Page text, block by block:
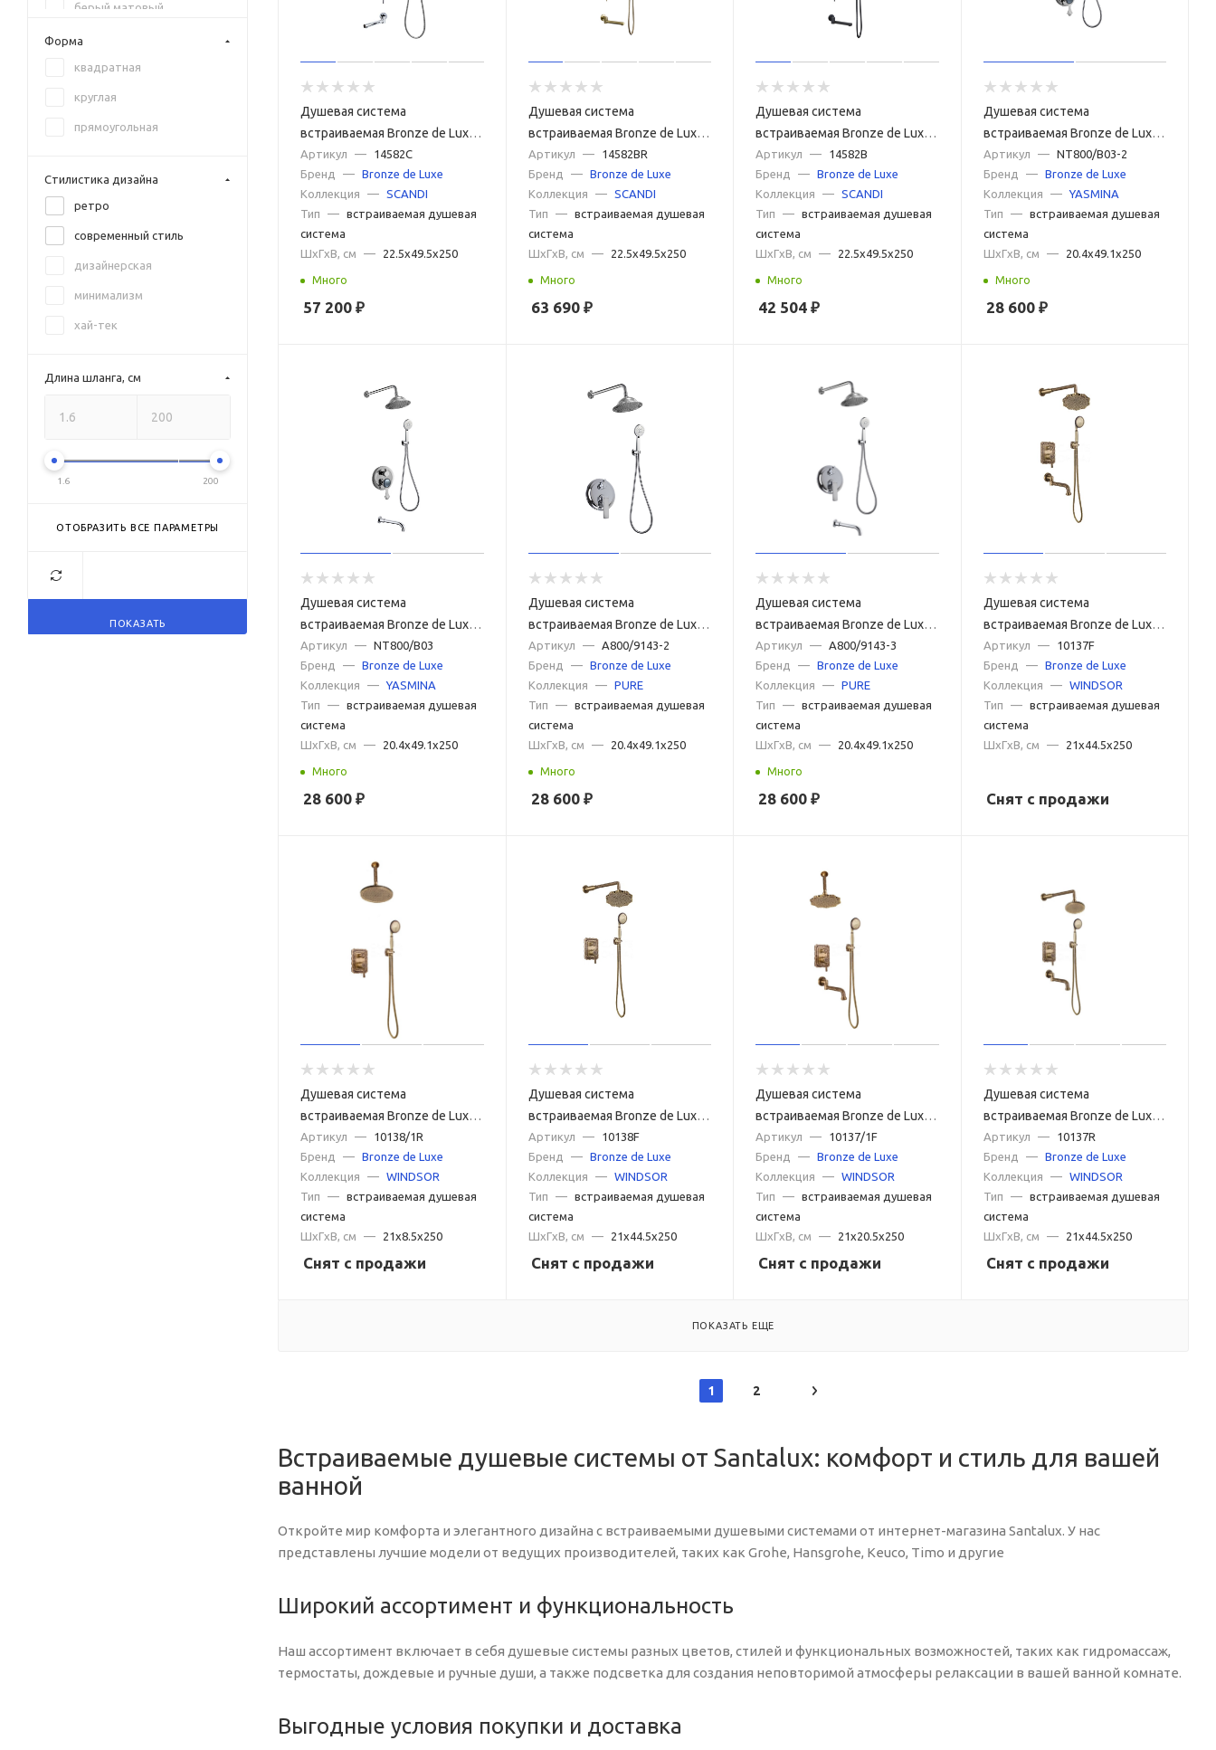
Душевая система
встраиваемая Bronze de Luxe
SCANDI 14582C, хром
Артикул —
14582C
Бренд
— Bronze de Luxe
Коллекция
— SCANDI
Тип
— встраиваемая душевая
система
ШxГxВ, см
— 22.5x49.5x250
Много
57 200 ₽
Душевая система
встраиваемая Bronze de Luxe
SCANDI 14582BR, бронза
Артикул —
14582BR
Бренд
—
Bronze de Luxe
Коллекция
—
SCANDI
Тип
—
встраиваемая душевая
система
ШxГxВ, см
— 22.5x49.5x250
Много
63 690₽
Душевая система
встраиваемая Bronze de Luxe
SCANDI 14582B, черный
Артикул —
14582B
Бренд
— Bronze de Luxe
Коллекция
— SCANDI
Тип
— встраиваемая душевая
система
ШxГxВ, см
— 22.5x49.5x250
Много
42 504 ₽
Душевая система
встраиваемая Bronze de Luxe
YASMINA NT800/B03-2, хром
Артикул —
NT800/B03-2
Бренд
—
Bronze de Luxe
Коллекция
— YASMINA
Тип
—
встраиваемая душевая
система
ШxГxВ, см
— 20.4x49.1x250
Много
28 600₽
Душевая система
встраиваемая Bronze de Luxe
YASMINA NT800/B03, хром
Артикул — NT800/B03
Бренд
— Bronze de Luxe
Коллекция
— YASMINA
Тип
— встраиваемая душевая
система
ШxГxВ, см
— 20.4x49.1x250
Много
28 600 ₽
Душевая система
встраиваемая Bronze de Luxe
PURE A800/9143-2, хром
Артикул —
A800/9143-2
Бренд
—
Bronze de Luxe
Коллекция
—
PURE
Тип
—
встраиваемая душевая
система
ШxГxВ, см
— 20.4x49.1x250
Много
28 600₽
Душевая система
встраиваемая Bronze de Luxe
PURE A800/9143-3, хром
Артикул —
A800/9143-3
Бренд
— Bronze de Luxe
Коллекция
— PURE
Тип
— встраиваемая душевая
система
ШxГxВ, см
— 20.4x49.1x250
Много
28 600 ₽
Душевая система
встраиваемая Bronze de Luxe
WINDSOR 10137F, бронза
Артикул —
10137F
Бренд
—
Bronze de Luxe
Коллекция
—
WINDSOR
Тип
—
встраиваемая душевая
система
ШxГxВ, см
— 21x44.5x250
Снят с продажи
Душевая система
встраиваемая Bronze de Luxe
WINDSOR 10138/1R, бронза
Артикул —
10138/1R
Бренд
— Bronze de Luxe
Коллекция
— WINDSOR
Тип
— встраиваемая душевая
система
ШxГxВ, см
— 21x8.5x250
Снят с продажи
Душевая система
встраиваемая Bronze de Luxe
WINDSOR 10138F, бронза
Артикул —
10138F
Бренд
—
Bronze de Luxe
Коллекция
—
WINDSOR
Тип
—
встраиваемая душевая
система
ШxГxВ, см
— 21x44.5x250
Снят с продажи
Душевая система
встраиваемая Bronze de Luxe
WINDSOR 10137/1F, бронза
Артикул —
10137/1F
Бренд
— Bronze de Luxe
Коллекция
— WINDSOR
Тип
— встраиваемая душевая
система
ШxГxВ, см
— 21x20.5x250
Снят с продажи
Душевая система
встраиваемая Bronze de Luxe
WINDSOR 10137R, бронза
Артикул —
10137R
Бренд
—
Bronze de Luxe
Коллекция
—
WINDSOR
Тип
—
встраиваемая душевая
система
ШxГxВ, см
— 21x44.5x250
Снят с продажи
ПОКАЗАТЬ ЕЩЕ
1 2
Встраиваемые душевые системы от Santalux: комфорт и стиль для вашей
ванной
Откройте мир комфорта и элегантного дизайна с встраиваемыми душевыми системами от интернет-магазина Santalux. У нас
представлены лучшие модели от ведущих производителей, таких как Grohe, Hansgrohe, Keuco, Timo и другие
Широкий ассортимент и функциональность
Наш ассортимент включает в себя душевые системы разных цветов, стилей и функциональных возможностей, таких как гидромассаж,
термостаты, дождевые и ручные души, а также подсветка для создания неповторимой атмосферы релаксации в вашей ванной комнате.
Выгодные условия покупки и доставка
берый матовый
бронза брашированная
вороненая сталь
вороненная сталь
графит
золото
черное золото
Форма
квадратная
круглая
прямоугольная
Стилистика дизайна
ретро
современный стиль
дизайнерская
минимализм
хай-тек
Длина шланга, см
1.6 200
ОТОБРАЗИТЬ ВСЕ ПАРАМЕТРЫ
ПОКАЗАТЬ